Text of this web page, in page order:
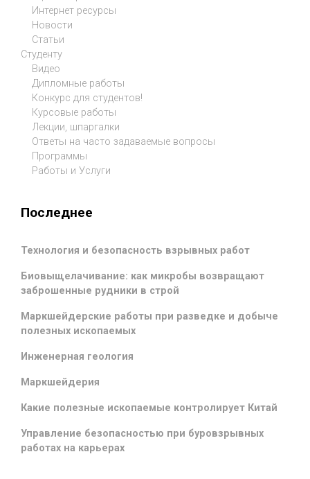
Интернет ресурсы
Новости
Статьи
Студенту
Видео
Дипломные работы
Конкурс для студентов!
Курсовые работы
Лекции, шпаргалки
Ответы на часто задаваемые вопросы
Программы
Работы и Услуги
Последнее
Технология и безопасность взрывных работ
Биовыщелачивание: как микробы возвращают
заброшенные рудники в строй
Маркшейдерские работы при разведке и добыче
полезных ископаемых
Инженерная геология
Маркшейдерия
Какие полезные ископаемые контролирует Китай
Управление безопасностью при буровзрывных
работах на карьерах